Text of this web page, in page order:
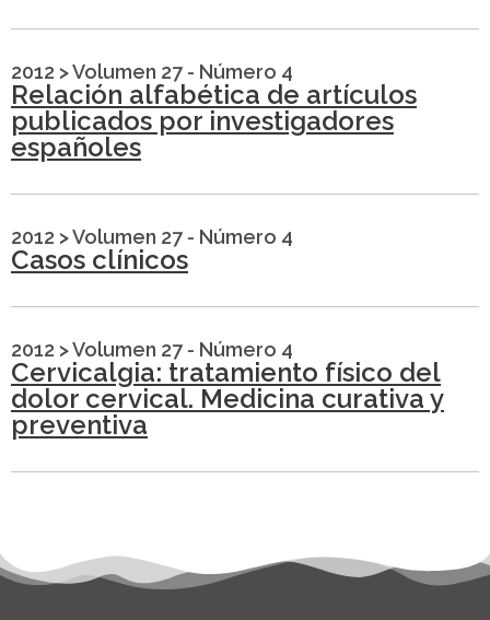
2012 >Volumen 27 - Número 4
Relación alfabética de artículos
publicados por investigadores
españoles
2012 >Volumen 27 - Número 4
Casos clínicos
2012 >Volumen 27 - Número 4
Cervicalgia: tratamiento físico del
dolor cervical. Medicina curativa y
preventiva